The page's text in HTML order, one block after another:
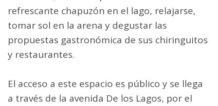
refrescante chapuzón en el lago, relajarse,
tomar sol en la arena y degustar las
propuestas gastronómica de sus chiringuitos
y restaurantes.
El acceso a este espacio es público y se llega
a través de la avenida De los Lagos, por el